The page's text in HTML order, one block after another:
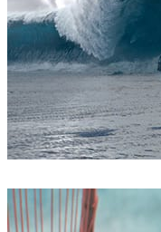
ScanlineVFX